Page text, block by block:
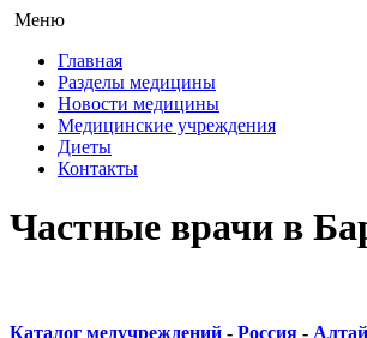
Меню
Главная
Разделы медицины
Новости медицины
Медицинские учреждения
Диеты
Контакты
Частные врачи в
Каталог медучреждений - Россия -